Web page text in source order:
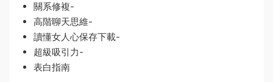
關系修複-
高階聊天思維-
讀懂女人心保存下載-
超級吸引力-
表白指南